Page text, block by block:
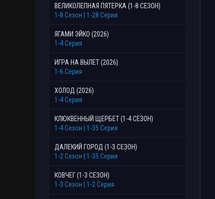
ВЕЛИКОЛЕПНАЯ ПЯТЕРКА (1-8 СЕЗОН)
1-8 Сезон | 1-28 Серия
ЯГАМИ ЭЙКО (2026)
1-4 Серия
ИГРА НА ВЫЛЕТ (2026)
1-6 Серия
ХОЛОД (2026)
1-4 Серия
КЛЮКВЕННЫЙ ЩЕРБЕТ (1-4 СЕЗОН)
1-4 Сезон | 1-35 Серия
ДАЛЕКИЙ ГОРОД (1-3 СЕЗОН)
1-2 Сезон | 1-35 Серия
КОВЧЕГ (1-3 СЕЗОН)
1-3 Сезон | 1-2 Серия